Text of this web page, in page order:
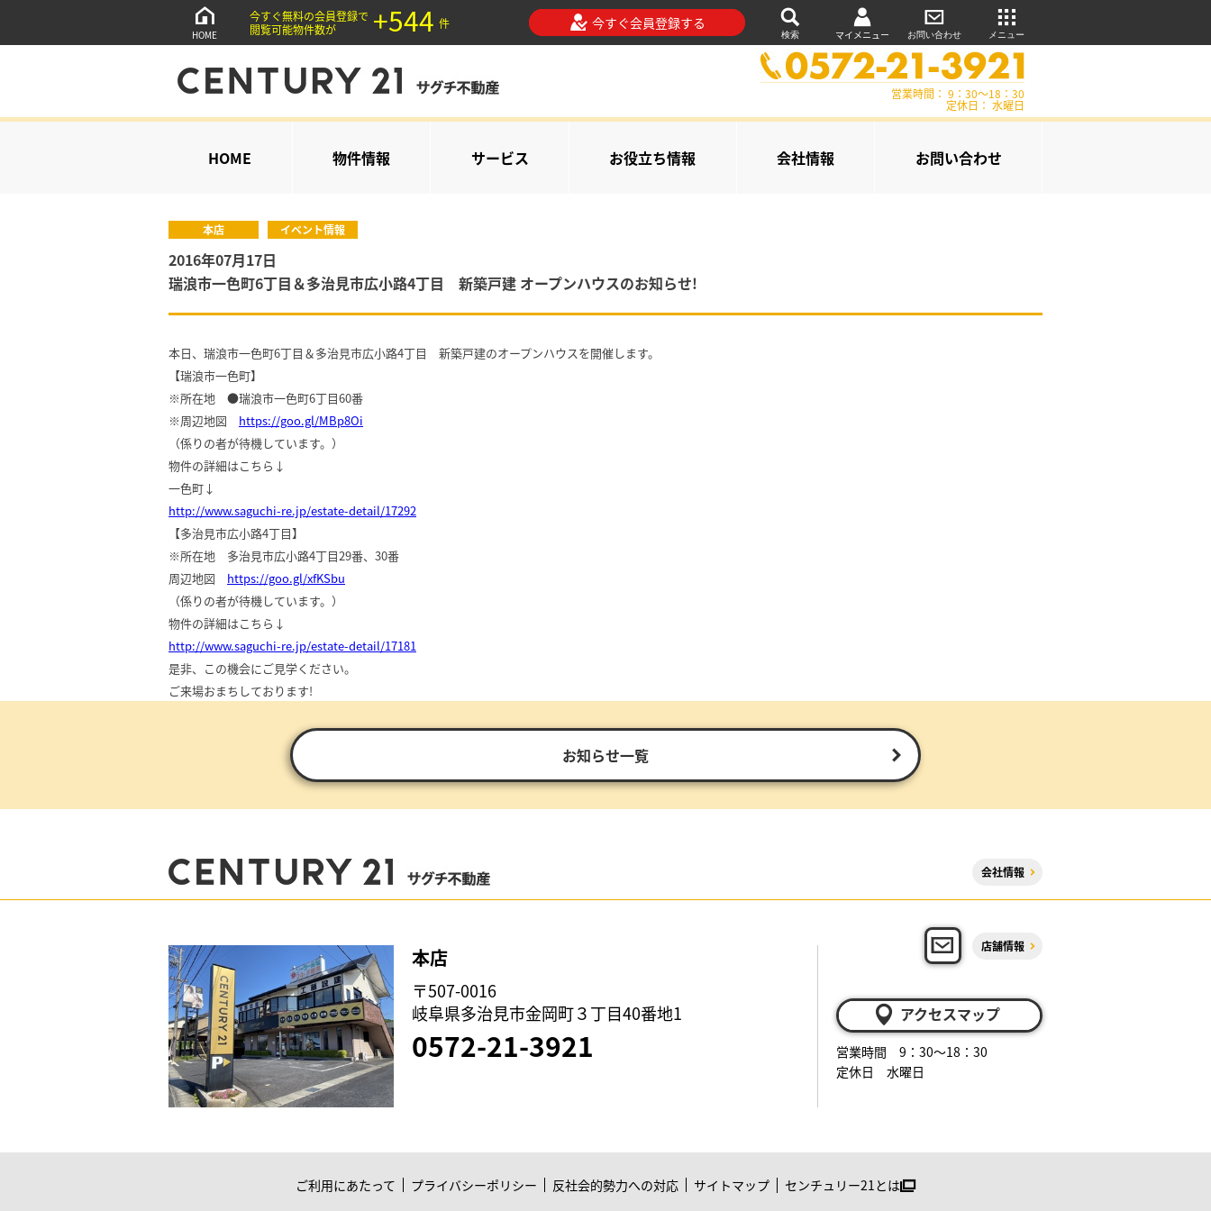
HOME
今すぐ無料の会員登録で
閲覧可能物件数が
+544 件 今すぐ会員登録する
検索 マイメニュー お問い合わせ メニュー
営業時間： 9：30～18：30
定休日： 水曜日
HOME 物件情報 サービス お役立ち情報 会社情報 お問い合わせ
本店 イベント情報
2016年07月17日
瑞浪市一色町6丁目＆多治見市広小路4丁目 新築戸建 オープンハウスのお知らせ!
本日、瑞浪市一色町6丁目＆多治見市広小路4丁目 新築戸建のオープンハウスを開催します。
【瑞浪市一色町】
※所在地 ●瑞浪市一色町6丁目60番
※周辺地図 https://goo.gl/MBp8Oi
（係りの者が待機しています。）
物件の詳細はこちら↓
一色町↓
http://www.saguchi-re.jp/estate-detail/17292
【多治見市広小路4丁目】
※所在地 多治見市広小路4丁目29番、30番
周辺地図 https://goo.gl/xfKSbu
（係りの者が待機しています。）
物件の詳細はこちら↓
http://www.saguchi-re.jp/estate-detail/17181
是非、この機会にご見学ください。
ご来場おまちしております!
お知らせ一覧
会社情報
本店
〒507-0016
岐阜県多治見市金岡町３丁目40番地1
0572-21-3921
店舗情報
アクセスマップ
営業時間 9：30～18：30
定休日 水曜日
ご利用にあたって プライバシーポリシー 反社会的勢力への対応 サイトマップ センチュリー21とは